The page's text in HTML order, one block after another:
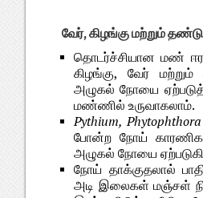
வேர், கிழங்கு மற்றும்
தொடர்ச்சியான மண்
கிழங்கு, வேர் மற்றும்
அழுகல் நோயை
மண்ணில் உருவாகலாம்.
Pythium, Phytophthora
போன்ற நோய்
அழுகல் நோயை
நோய் தாக்குதலால்
அடி இலைகள் மஞ்சள்